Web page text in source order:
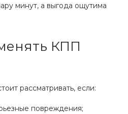
минут, а выгода ощутима
КПП
рассматривать, если:
повреждения;